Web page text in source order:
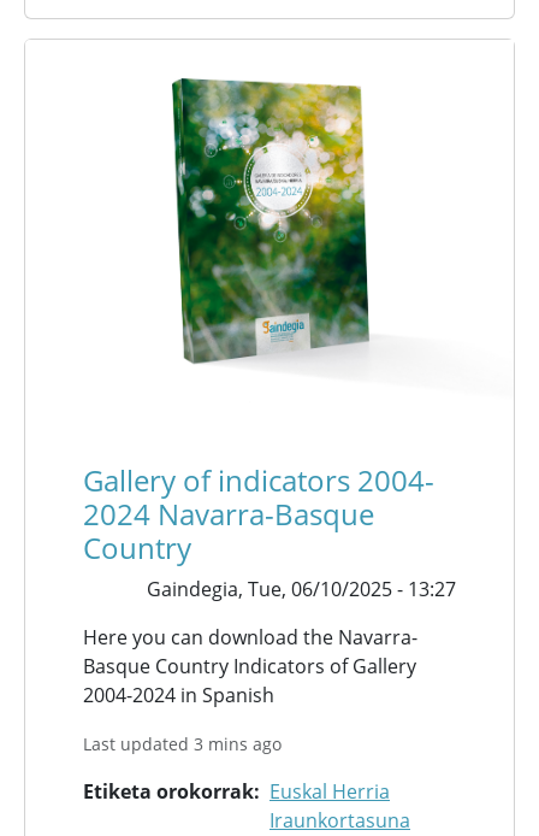
Gallery of indicators 2004-
2024 Navarra-Basque
Country
Gaindegia, Tue, 06/10/2025 - 13:27
Here you can download the Navarra-
Basque Country Indicators of Gallery
2004-2024 in Spanish
Last updated 3 mins ago
Etiketa orokorrak
Euskal Herria
Iraunkortasuna